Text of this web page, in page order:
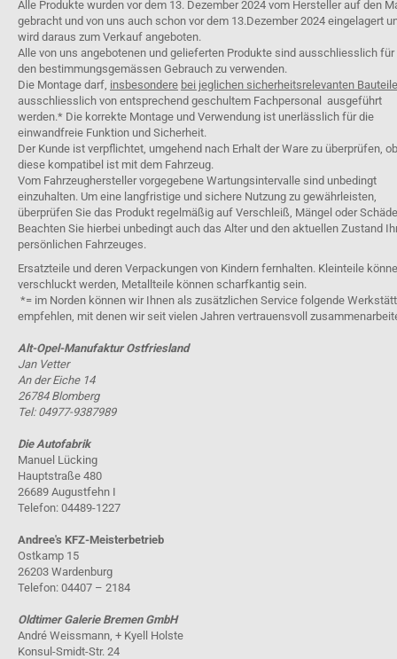
Alle Produkte wurden vor dem 13. Dezember 2024 vom Hersteller auf den
gebracht und von uns auch schon vor dem 13.Dezember 2024 eingelagert
wird daraus zum Verkauf angeboten.
Alle von uns angebotenen und gelieferten Produkte sind ausschliesslich für
den bestimmungsgemässen Gebrauch zu verwenden.
Die Montage darf, insbesondere bei jeglichen sicherheitsrelevanten
ausschliesslich von entsprechend geschultem Fachpersonal ausgeführt
werden.* Die korrekte Montage und Verwendung ist unerlässlich für die
einwandfreie Funktion und Sicherheit.
Der Kunde ist verpflichtet, umgehend nach Erhalt der Ware zu überprüfen, ob
diese kompatibel ist mit dem Fahrzeug.
Vom Fahrzeughersteller vorgegebene Wartungsintervalle sind unbedingt
einzuhalten. Um eine langfristige und sichere Nutzung zu gewährleisten,
überprüfen Sie das Produkt regelmäßig auf Verschleiß, Mängel oder
Beachten Sie hierbei unbedingt auch das Alter und den aktuellen Zustand
persönlichen Fahrzeuges.
Ersatzteile und deren Verpackungen von Kindern fernhalten. Kleinteile
verschluckt werden, Metallteile können scharfkantig sein.
*= im Norden können wir Ihnen als zusätzlichen Service folgende
empfehlen, mit denen wir seit vielen Jahren vertrauensvoll
Alt-Opel-Manufaktur Ostfriesland
Jan Vetter
An der Eiche 14
26784 Blomberg
Tel: 04977-9387989
Die Autofabrik
Manuel Lücking
Hauptstraße 480
26689 Augustfehn I
Telefon: 04489-1227
Andree's KFZ-Meisterbetrieb
Ostkamp 15
26203 Wardenburg
Telefon: 04407 – 2184
Oldtimer Galerie Bremen GmbH
André Weissmann, + Kyell Holste
Konsul-Smidt-Str. 24